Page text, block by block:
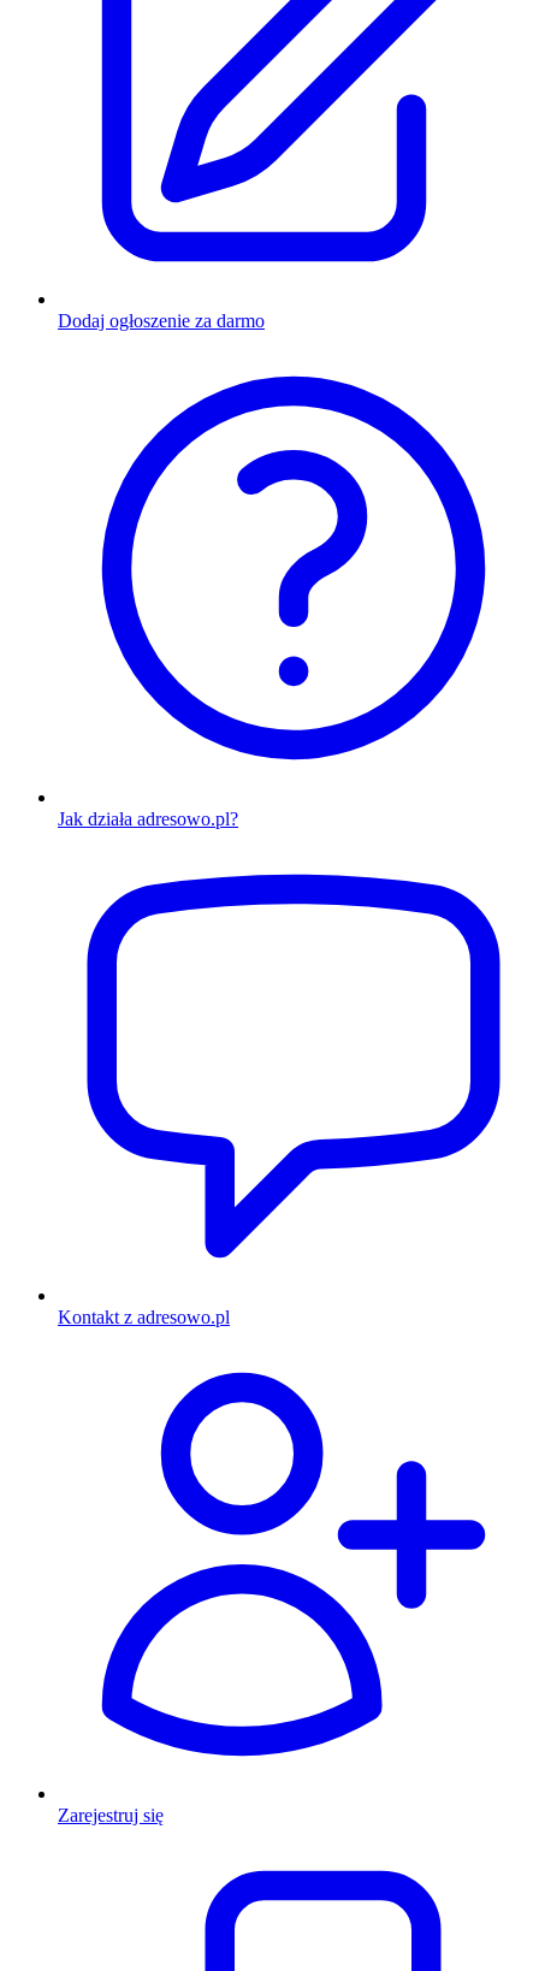
Dodaj ogłoszenie za darmo
Jak działa adresowo.pl?
Kontakt z adresowo.pl
Zarejestruj się